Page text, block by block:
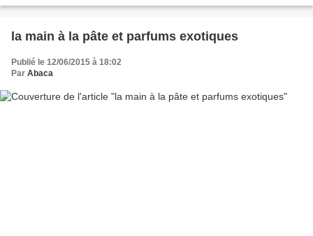
la main à la pâte et parfums exotiques
Publié le 12/06/2015 à 18:02
Par Abaca